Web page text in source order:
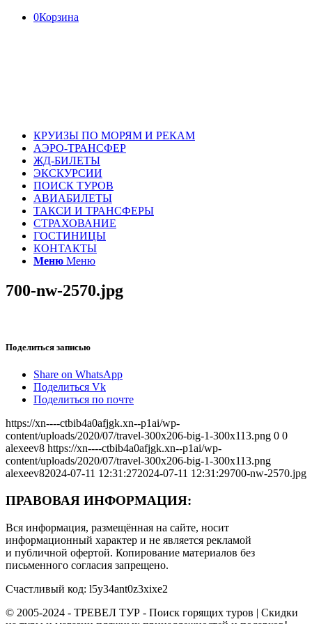
0Корзина
КРУИЗЫ ПО МОРЯМ И РЕКАМ
АЭРО-ТРАНСФЕР
ЖД-БИЛЕТЫ
ЭКСКУРСИИ
ПОИСК ТУРОВ
АВИАБИЛЕТЫ
ТАКСИ И ТРАНСФЕРЫ
СТРАХОВАНИЕ
ГОСТИНИЦЫ
КОНТАКТЫ
Меню Меню
700-nw-2570.jpg
Поделиться записью
Share on WhatsApp
Поделиться Vk
Поделиться по почте
https://xn----ctbib4a0afjgk.xn--p1ai/wp-
content/uploads/2020/07/travel-300x206-big-1-300x113.png 0 0
alexeev8 https://xn----ctbib4a0afjgk.xn--p1ai/wp-
content/uploads/2020/07/travel-300x206-big-1-300x113.png
alexeev82024-07-11 12:31:272024-07-11 12:31:29700-nw-2570.jpg
ПРАВОВАЯ ИНФОРМАЦИЯ:
Вся информация, размещённая на сайте, носит
информационный характер и не является рекламой
и публичной офертой. Копирование материалов без
письменного согласия запрещено.
Счастливый код: l5y34ant0z3xixe2
© 2005-2024 - ТРЕВЕЛ ТУР - Поиск горящих туров | Скидки